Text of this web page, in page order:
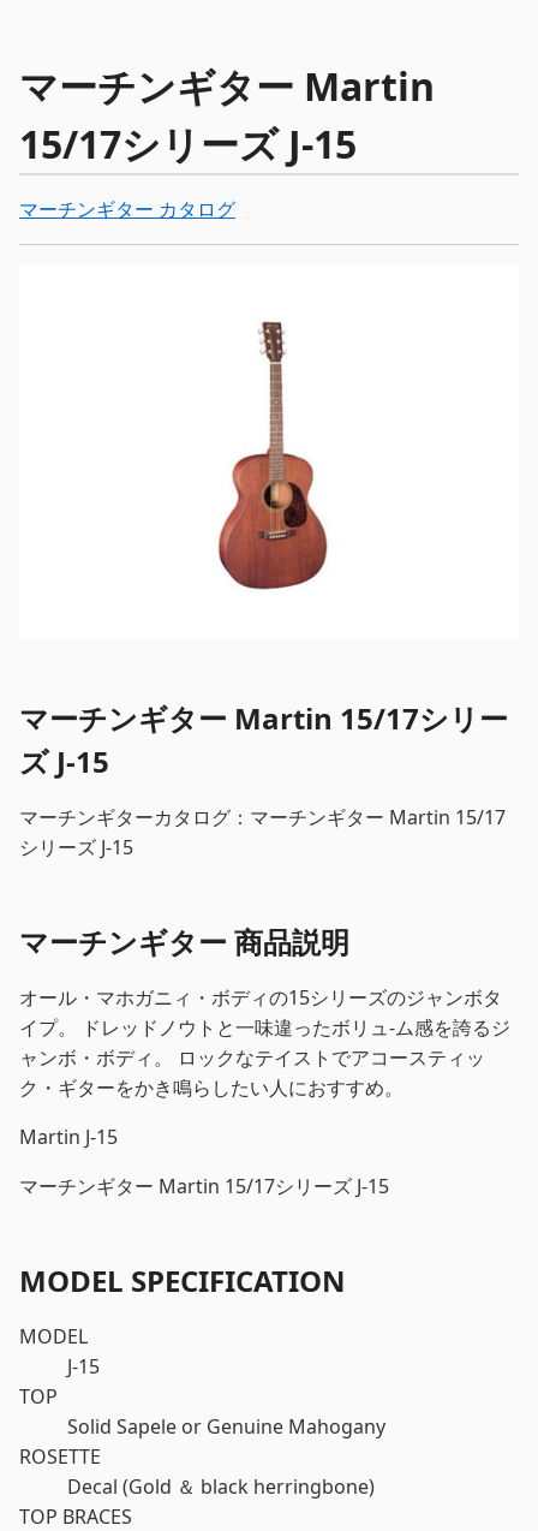
マーチンギター Martin
15/17シリーズ J-15
マーチンギター カタログ
マーチンギター Martin 15/17シリー
ズ J-15
マーチンギターカタログ：マーチンギター Martin 15/17
シリーズ J-15
マーチンギター 商品説明
オール・マホガニィ・ボディの15シリーズのジャンボタ
イプ。 ドレッドノウトと一味違ったボリュ-ム感を誇るジ
ャンボ・ボディ。 ロックなテイストでアコースティッ
ク・ギターをかき鳴らしたい人におすすめ。
Martin J-15
マーチンギター Martin 15/17シリーズ J-15
MODEL SPECIFICATION
MODEL
J-15
TOP
Solid Sapele or Genuine Mahogany
ROSETTE
Decal (Gold ＆ black herringbone)
TOP BRACES